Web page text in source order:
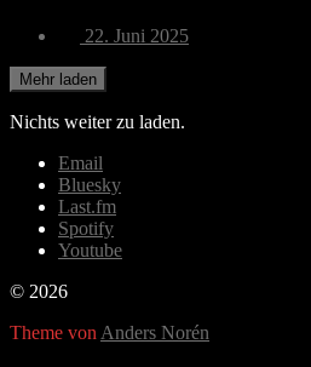
Veröffentlichungsdatum
22. Juni 2025
Mehr laden
Nichts weiter zu laden.
Email
Bluesky
Last.fm
Spotify
Youtube
© 2026
Theme von Anders Norén